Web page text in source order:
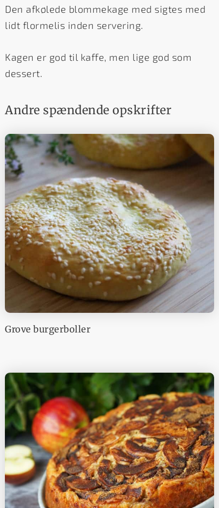
Den afkølede blommekage med sigtes med
lidt flormelis inden servering.
Kagen er god til kaffe, men lige god som
dessert.
Andre spændende opskrifter
Grove burgerboller